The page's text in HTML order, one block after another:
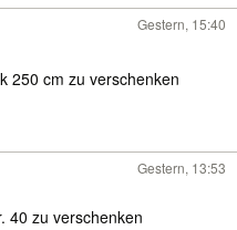
Gestern, 15:40
250 cm zu verschenken
Gestern, 13:53
40 zu verschenken